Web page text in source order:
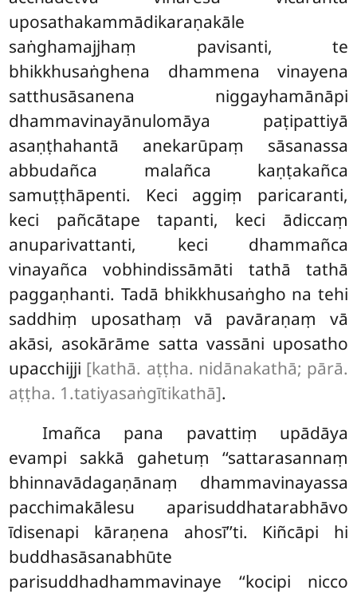
uposathakammādikaraṇakāle
saṅghamajjhaṃ pavisanti, te
bhikkhusaṅghena dhammena vinayena
satthusāsanena niggayhamānāpi
dhammavinayānulomāya paṭipattiyā
asaṇṭhahantā anekarūpaṃ sāsanassa
abbudañca malañca kaṇṭakañca
samuṭṭhāpenti. Keci aggiṃ paricaranti,
keci pañcātape tapanti, keci ādiccaṃ
anuparivattanti, keci dhammañca
vinayañca vobhindissāmāti tathā tathā
paggaṇhanti. Tadā bhikkhusaṅgho na tehi
saddhiṃ uposathaṃ vā pavāraṇaṃ vā
akāsi, asokārāme satta vassāni uposatho
upacchijji [kathā. aṭṭha. nidānakathā; pārā.
aṭṭha. 1.tatiyasaṅgītikathā].
Imañca pana pavattiṃ upādāya
evampi sakkā gahetuṃ ‘‘sattarasannaṃ
bhinnavādagaṇānaṃ dhammavinayassa
pacchimakālesu aparisuddhatarabhāvo
īdisenapi kāraṇena ahosī’’ti. Kiñcāpi hi
buddhasāsanabhūte
parisuddhadhammavinaye ‘‘kocipi nicco